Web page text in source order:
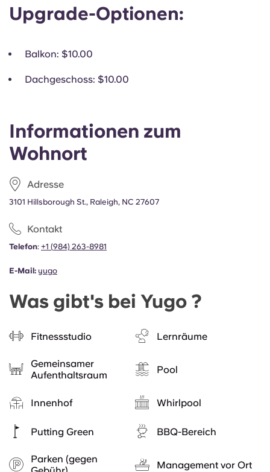
Informationen zum
Wohnort
Adresse
3101 Hillsborough St., Raleigh, NC 27607
Kontakt
Telefon: +1 (984) 263-8981
E-Mail: yugo
Was gibt's bei Yugo ?
Fitnessstudio Lernräume
Gemeinsamer
Aufenthaltsraum
Pool
Innenhof Whirlpool
Putting Green BBQ-Bereich
Parken (gegen
Management vor Ort
Upgrade-Optionen:
Balkon: $10.00
Dachgeschoss: $10.00